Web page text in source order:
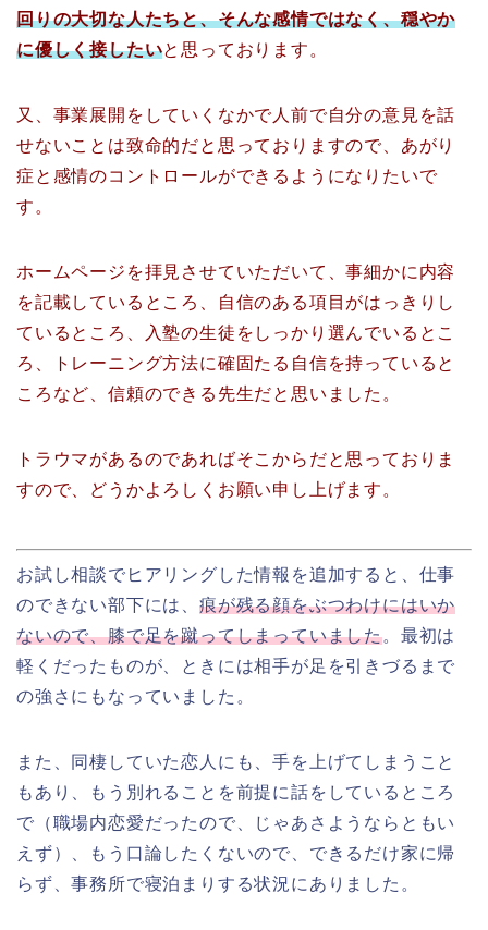
回りの大切な人たちと、そんな感情ではなく、穏やか
に優しく接したいと思っております。
又、事業展開をしていくなかで人前で自分の意見を話
せないことは致命的だと思っておりますので、あがり
症と感情のコントロールができるようになりたいで
す。
ホームページを拝見させていただいて、事細かに内容
を記載しているところ、自信のある項目がはっきりし
ているところ、入塾の生徒をしっかり選んでいるとこ
ろ、トレーニング方法に確固たる自信を持っていると
ころなど、信頼のできる先生だと思いました。
トラウマがあるのであればそこからだと思っておりま
すので、どうかよろしくお願い申し上げます。
お試し相談でヒアリングした情報を追加すると、仕事
のできない部下には、 痕が残る顔をぶつわけにはいか
ないので、膝で足を蹴ってしまっていました。最初は
軽くだったものが、ときには相手が足を引きづるまで
の強さにもなっていました。
また、同棲していた恋人にも、手を上げてしまうこと
もあり、もう別れることを前提に話をしているところ
で（職場内恋愛だったので、じゃあさようならともい
えず）、もう 口論したくないので、できるだけ家に帰
らず、事務所で寝泊まりする状況にありました。